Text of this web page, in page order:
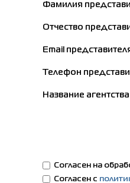
Фамилия
Отчество
Email
Телефон
Название агентства
Согласен на
Согласен с